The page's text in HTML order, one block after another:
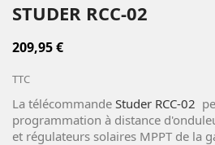
STUDER RCC-02
209,95 €
TTC
La télécommande Studer RCC-02
programmation à distance
et régulateurs solaires MPPT de la